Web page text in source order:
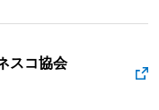
スコ協会